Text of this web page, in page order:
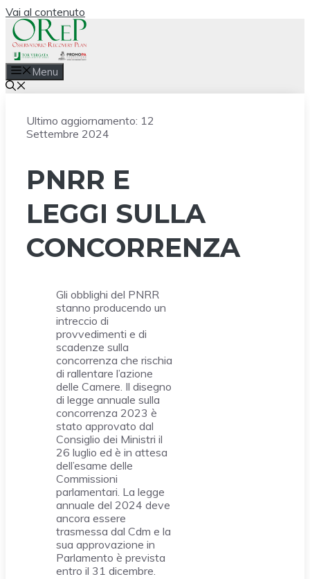
Vai al contenuto
Menu
Ultimo aggiornamento: 12
Settembre 2024
PNRR E
LEGGI SULLA
CONCORRENZA
Gli obblighi del PNRR
stanno producendo un
intreccio di
provvedimenti e di
scadenze sulla
concorrenza che rischia
di rallentare l’azione
delle Camere. Il disegno
di legge annuale sulla
concorrenza 2023 è
stato approvato dal
Consiglio dei Ministri il
26 luglio ed è in attesa
dell’esame delle
Commissioni
parlamentari. La legge
annuale del 2024 deve
ancora essere
trasmessa dal Cdm e la
sua approvazione in
Parlamento è prevista
entro il 31 dicembre.